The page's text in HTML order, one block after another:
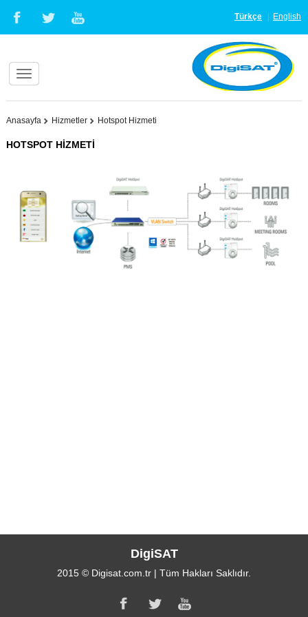
Türkçe English
Anasayfa Hizmetler Hotspot Hizmeti
HOTSPOT HİZMETİ
DigiSAT
2015 © Digisat.com.tr | Tüm Hakları Saklıdır.